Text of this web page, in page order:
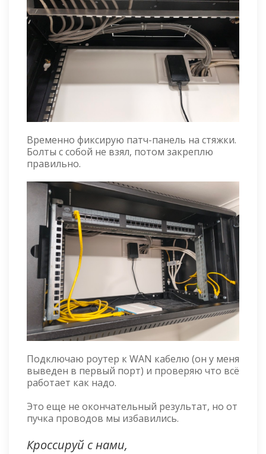
Временно фиксирую патч-панель на стяжки.
Болты с собой не взял, потом закреплю
правильно.
Подключаю роутер к WAN кабелю (он у меня
выведен в первый порт) и проверяю что всё
работает как надо.
Это еще не окончательный результат, но от
пучка проводов мы избавились.
Кроссируй с нами,